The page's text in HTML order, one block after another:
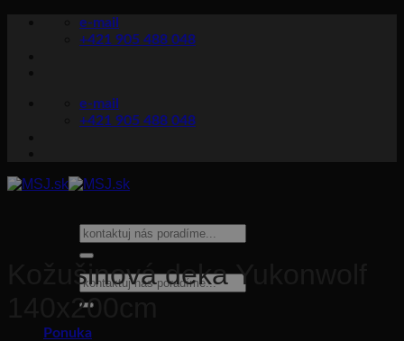
e-mail
+421 905 488 048
e-mail
+421 905 488 048
Hľadať:
Hľadať:
Ponuka
Kožušinová deka Yukonwolf
140x200cm